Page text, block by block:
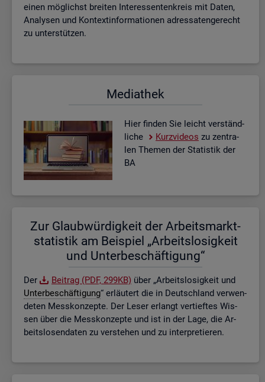
einen mög­lichst brei­ten In­ter­es­sen­ten­kreis mit Daten,
Ana­ly­sen und Kon­text­in­for­ma­tio­nen adres­sa­ten­ge­recht
zu un­ter­stüt­zen.
Me­dia­thek
Hier fin­den Sie leicht ver­ständ­
li­che
Kurz­vi­de­os zu zen­tra­
len The­men der Sta­tis­tik der
BA
Zur Glaub­wür­dig­keit der Ar­beits­markt­
sta­tis­tik am Bei­spiel „Ar­beits­lo­sig­keit
und Un­ter­be­schäf­ti­gung“
Der Bei­trag (PDF, 299KB) über „Ar­beits­lo­sig­keit und
Un­ter­be­schäf­ti­gung“ er­läu­tert die in Deutsch­land ver­wen­
de­ten Mess­kon­zep­te. Der Leser er­langt ver­tief­tes Wis­
sen über die Mess­kon­zep­te und ist in der Lage, die Ar­
beits­lo­sen­da­ten zu ver­ste­hen und zu in­ter­pre­tie­ren.